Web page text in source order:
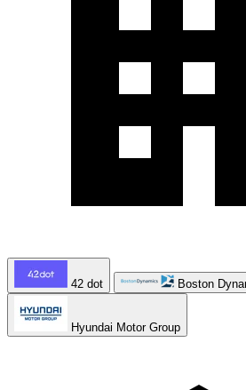
42 dot Boston
Hyundai Motor Group